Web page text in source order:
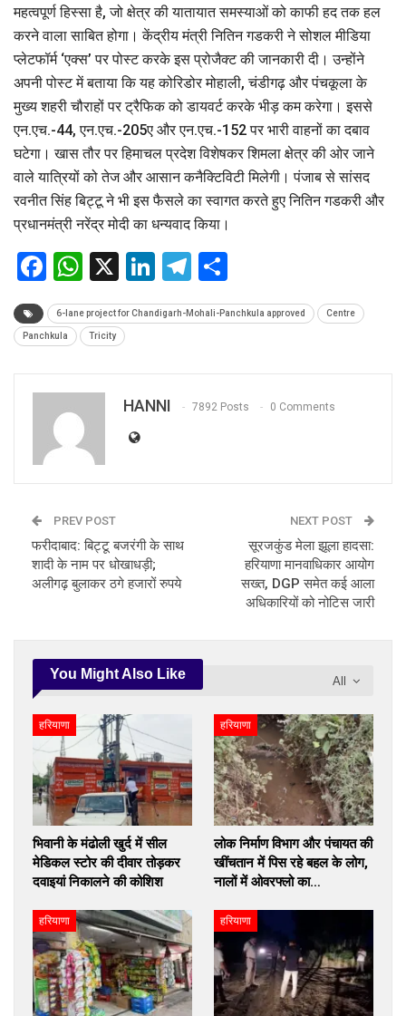
महत्वपूर्ण हिस्सा है, जो क्षेत्र की यातायात समस्याओं को काफी हद तक हल
करने वाला साबित होगा। केंद्रीय मंत्री नितिन गडकरी ने सोशल मीडिया
प्लेटफॉर्म ‘एक्स’ पर पोस्ट करके इस प्रोजैक्ट की जानकारी दी। उन्होंने
अपनी पोस्ट में बताया कि यह कोरिडोर मोहाली, चंडीगढ़ और पंचकूला के
मुख्य शहरी चौराहों पर ट्रैफिक को डायवर्ट करके भीड़ कम करेगा। इससे
एन.एच.-44, एन.एच.-205ए और एन.एच.-152 पर भारी वाहनों का दबाव
घटेगा। खास तौर पर हिमाचल प्रदेश विशेषकर शिमला क्षेत्र की ओर जाने
वाले यात्रियों को तेज और आसान कनैक्टिविटी मिलेगी। पंजाब से सांसद
रवनीत सिंह बिट्टू ने भी इस फैसले का स्वागत करते हुए नितिन गडकरी और
प्रधानमंत्री नरेंद्र मोदी का धन्यवाद किया।
Facebook
WhatsApp
X LinkedIn
Telegram
6-lane project for Chandigarh-Mohali-Panchkula approved Centre
Panchkula Tricity
HANNI 7892 Posts 0 Comments
PREV POST
फरीदाबाद: बिट्टू बजरंगी के साथ
शादी के नाम पर धोखाधड़ी;
अलीगढ़ बुलाकर ठगे हजारों रुपये
NEXT POST
सूरजकुंड मेला झूला हादसा:
हरियाणा मानवाधिकार आयोग
सख्त, DGP समेत कई आला
अधिकारियों को नोटिस जारी
All
You Might Also Like
हरियाणा
भिवानी के मंढोली खुर्द में सील
मेडिकल स्टोर की दीवार तोड़कर
दवाइयां निकालने की कोशिश
हरियाणा
लोक निर्माण विभाग और पंचायत की
खींचतान में पिस रहे बहल के लोग,
नालों में ओवरफ्लो का…
हरियाणा हरियाणा